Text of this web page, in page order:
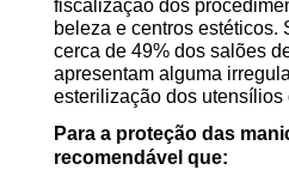
fiscalização dos
beleza e centros estéticos.
cerca de 49% dos salões
apresentam alguma
esterilização dos utensílios
Para a proteção das
recomendável que: